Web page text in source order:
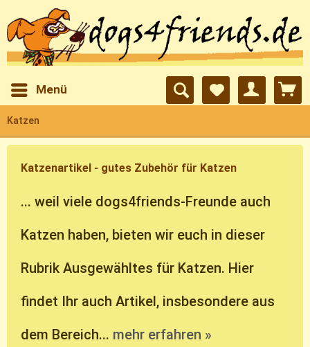
Menü
Katzen
Katzenartikel - gutes Zubehör für Katzen
... weil viele dogs4friends-Freunde auch
Katzen haben, bieten wir euch in dieser
Rubrik Ausgewähltes für Katzen. Hier
findet Ihr auch Artikel, insbesondere aus
dem Bereich... mehr erfahren »